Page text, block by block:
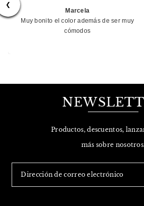
❮
Marcela
Muy bonito el color además de ser muy
cómodos
Productos, descuentos,
más sobre